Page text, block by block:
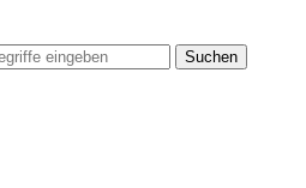
Suchen